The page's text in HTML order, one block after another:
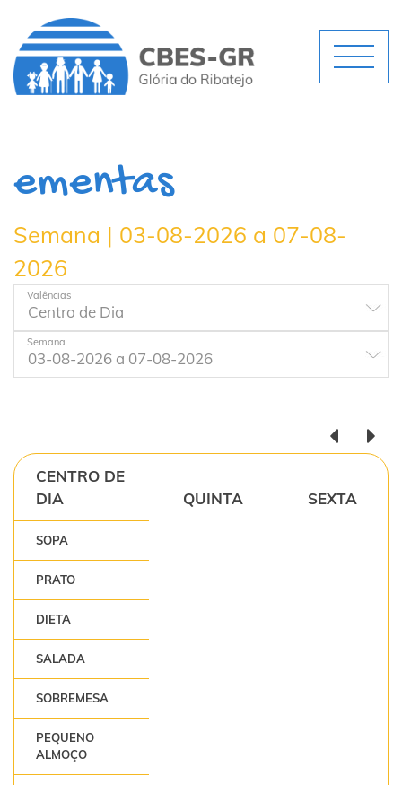
ementas
Semana | 03-08-2026 a 07-08-
2026
Valências
Semana
CENTRO DE
DIA
QUINTA SEXTA
SOPA
PRATO
DIETA
SALADA
SOBREMESA
PEQUENO
ALMOÇO